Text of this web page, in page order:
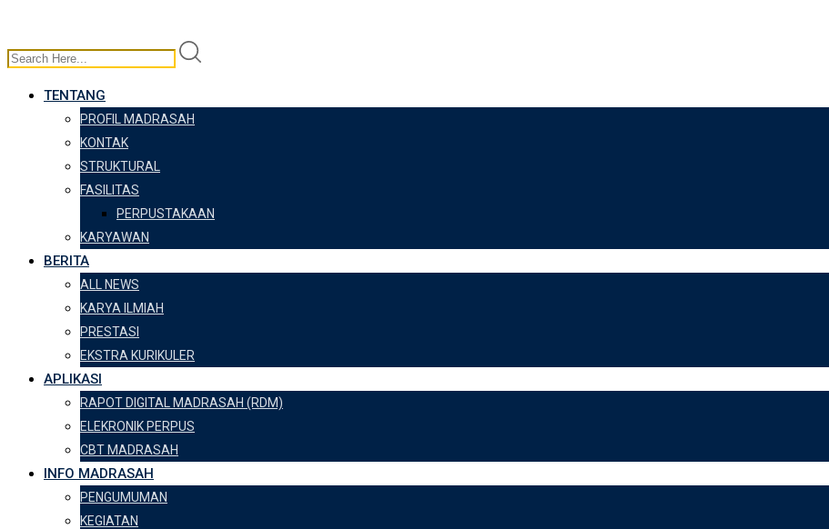
TENTANG
PROFIL MADRASAH
KONTAK
STRUKTURAL
FASILITAS
PERPUSTAKAAN
KARYAWAN
BERITA
ALL NEWS
KARYA ILMIAH
PRESTASI
EKSTRA KURIKULER
APLIKASI
RAPOT DIGITAL MADRASAH (RDM)
ELEKRONIK PERPUS
CBT MADRASAH
INFO MADRASAH
PENGUMUMAN
KEGIATAN